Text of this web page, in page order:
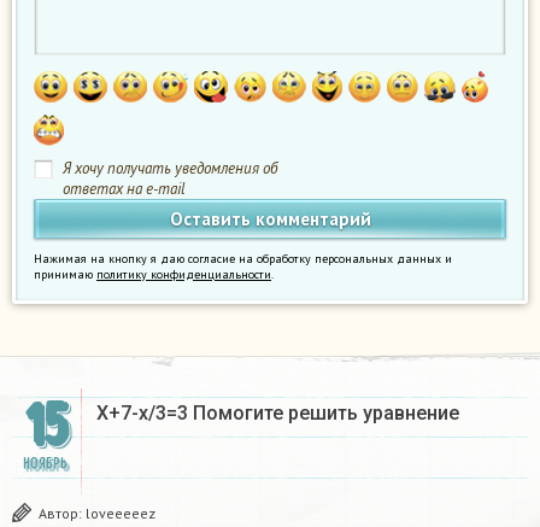
Я хочу получать уведомления об
ответах на e-mail
Нажимая на кнопку я даю согласие на обработку персональных данных и
принимаю политику конфиденциальности.
15
НОЯБРЬ
X+7-x/3=3 Помогите решить уравнение
Автор: loveeeeez